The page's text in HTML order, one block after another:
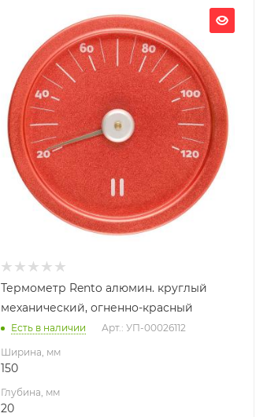
Глубина, мм
Высота, мм
150
Термометр Rento алюмин. круглый
механический, огненно-красный
Есть в наличии Арт.: УП-00026112
Ширина, мм
150
Глубина, мм
20